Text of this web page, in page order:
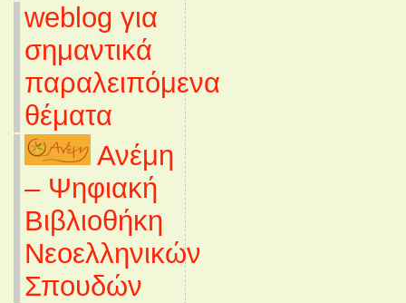
weblog για
σημαντικά
παραλειπόμενα
θέματα
Ανέμη
– Ψηφιακή
Βιβλιοθήκη
Νεοελληνικών
Σπουδών